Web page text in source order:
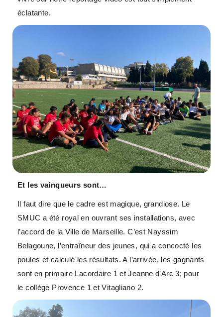
éclatante.
Et les vainqueurs sont…
Il faut dire que le cadre est magique, grandiose. Le
SMUC a été royal en ouvrant ses installations, avec
l’accord de la Ville de Marseille. C’est Nayssim
Belagoune, l’entraîneur des jeunes, qui a concocté les
poules et calculé les résultats. A l’arrivée, les gagnants
sont en primaire Lacordaire 1 et Jeanne d’Arc 3; pour
le collège Provence 1 et Vitagliano 2.